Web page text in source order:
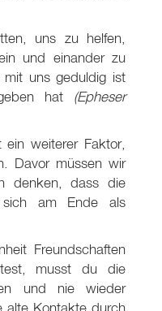
uns zu helfen,
und einander zu
uns geduldig ist
hat (Epheser
weiterer Faktor,
Davor müssen wir
denken, dass die
sich am Ende als
Freundschaften
musst du die
und nie wieder
alte Kontakte durch